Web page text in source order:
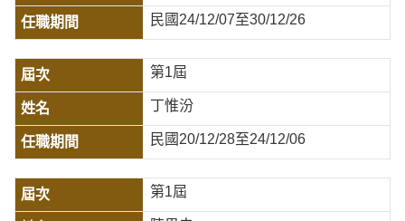
民國24/12/07至30/12/26
第1屆
丁惟汾
民國20/12/28至24/12/06
第1屆